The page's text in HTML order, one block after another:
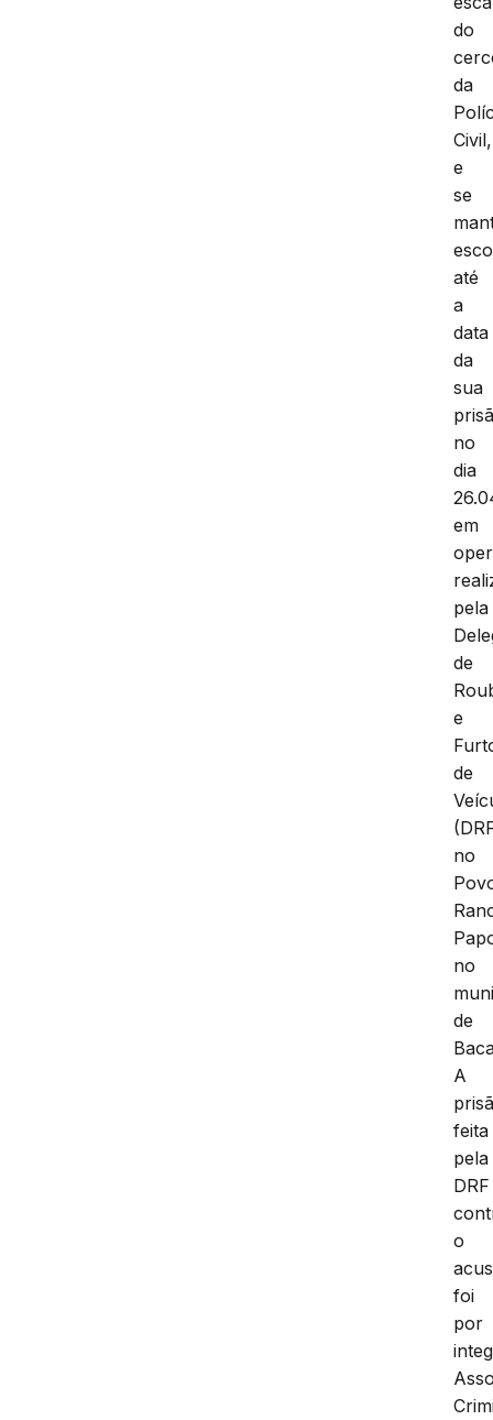
do
da
Civil,
e
se
até
a
data
da
sua
no
dia
em
pela
de
e
de
no
no
de
A
feita
pela
DRF
o
foi
por